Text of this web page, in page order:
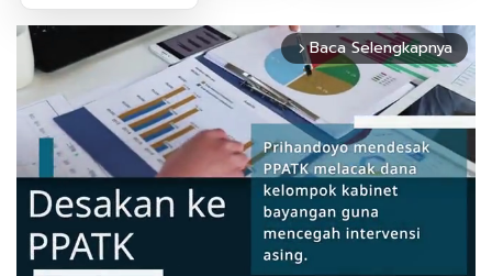
arrow_forward_ios Baca Selengkapnya